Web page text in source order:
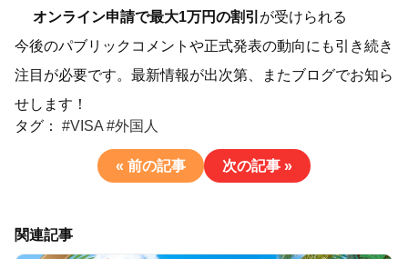
オンライン申請で最大1万円の割引 が受けられる
今後のパブリックコメントや正式発表の動向にも引き続き
注目が必要です。最新情報が出次第、またブログでお知ら
せします！
タグ：
#VISA #外国人
« 前の記事 次の記事 »
関連記事